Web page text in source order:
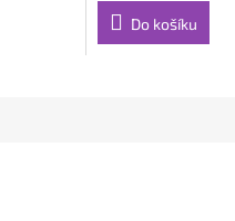
Do košíku